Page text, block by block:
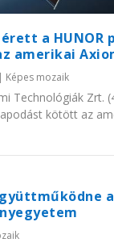
a HUNOR
amerikai
| Képes mozaik
Technológiák Zrt.
kötött az